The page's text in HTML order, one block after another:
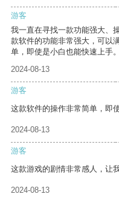
游客
我一直在寻找一款功能强大、
款软件的功能非常强大，可以
单，即使是小白也能快速上手。
2024-08-13
游客
这款软件的操作非常简单，即
2024-08-13
游客
这款游戏的剧情非常感人，让
2024-08-13